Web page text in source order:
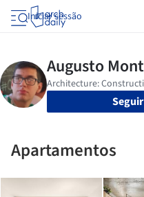
Iniciar sessão
Seguir
Apartamentos